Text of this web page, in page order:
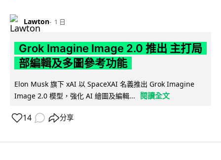
Lawton 1 日
Grok Imagine Image 2.0 推出 主打局
部編輯及多圖參考功能
Elon Musk 旗下 xAI 以 SpaceXAI 名義推出 Grok Imagine
Image 2.0 模型，強化 AI 繪圖及編輯...
閱讀全文
14 分享